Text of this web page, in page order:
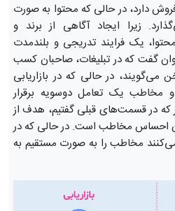
دارد، در حالی که محتوا به صورت
زیرا ایجاد آگاهی از برند و
یک فرایند تدریجی و بلندمدت
گفت که در تبلیغات، صاحبان کسب
در حالی که در بازاریابی
مخاطب یک تعامل دوسویه برقرار
در قسمت‌های قبلی گفتیم، هدف از
احساس مخاطب است. در حالی که در
مخاطب را به صورت مستقیم به